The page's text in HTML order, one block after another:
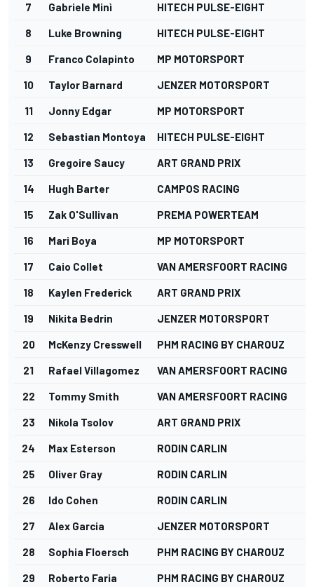
7 Gabriele Minì HITECH PULSE-EIGHT
8 Luke Browning HITECH PULSE-EIGHT
9 Franco Colapinto MP MOTORSPORT
10 Taylor Barnard JENZER MOTORSPORT
11 Jonny Edgar MP MOTORSPORT
12 Sebastian Montoya HITECH PULSE-EIGHT
13 Gregoire Saucy ART GRAND PRIX
14 Hugh Barter CAMPOS RACING
15 Zak O'Sullivan PREMA POWERTEAM
16 Mari Boya MP MOTORSPORT
17 Caio Collet VAN AMERSFOORT RACING
18 Kaylen Frederick ART GRAND PRIX
19 Nikita Bedrin JENZER MOTORSPORT
20 McKenzy Cresswell PHM RACING BY CHAROUZ
21 Rafael Villagomez VAN AMERSFOORT RACING
22 Tommy Smith VAN AMERSFOORT RACING
23 Nikola Tsolov ART GRAND PRIX
24 Max Esterson RODIN CARLIN
25 Oliver Gray RODIN CARLIN
26 Ido Cohen RODIN CARLIN
27 Alex Garcia JENZER MOTORSPORT
28 Sophia Floersch PHM RACING BY CHAROUZ
29 Roberto Faria PHM RACING BY CHAROUZ